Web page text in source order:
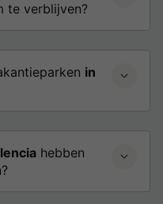
te verblijven?
in
hebben